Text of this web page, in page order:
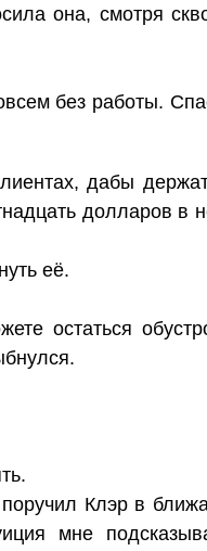
она, смотря
без работы.
дабы
долларов в
её.
остаться
Клэр в
мне